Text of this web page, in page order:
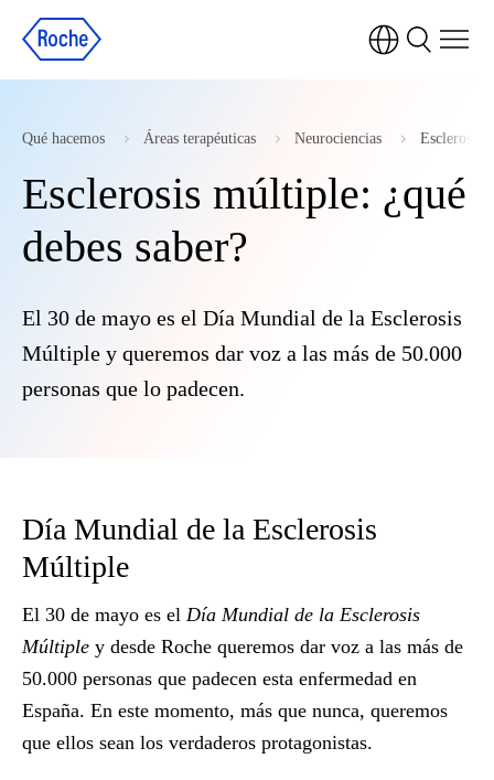
Qué hacemos Áreas terapéuticas Neurociencias Esclerosis
Esclerosis múltiple: ¿qué
debes saber?
El 30 de mayo es el Día Mundial de la Esclerosis
Múltiple y queremos dar voz a las más de 50.000
personas que lo padecen.
Día Mundial de la Esclerosis
Múltiple
El 30 de mayo es el Día Mundial de la Esclerosis
Múltiple y desde Roche queremos dar voz a las más de
50.000 personas que padecen esta enfermedad en
España. En este momento, más que nunca, queremos
que ellos sean los verdaderos protagonistas.